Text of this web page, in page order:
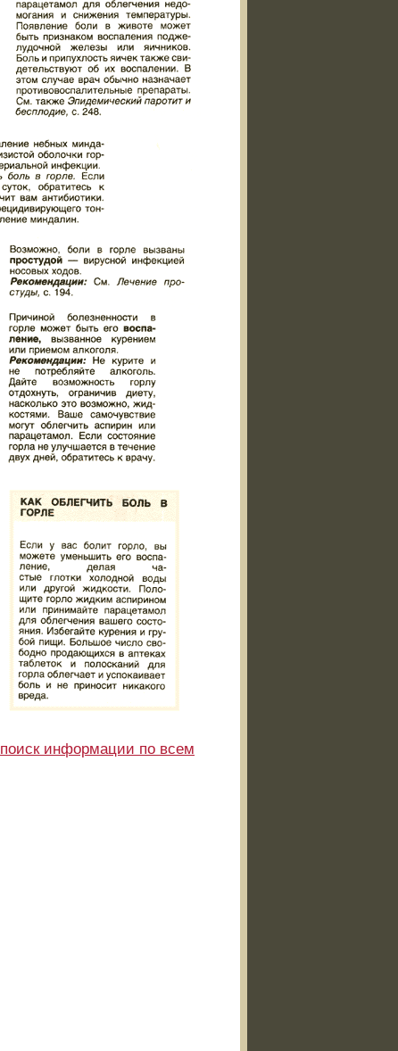
поиск информации по всем